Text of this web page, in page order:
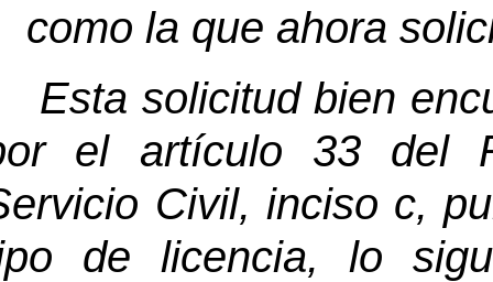
como la que ahora
Esta solicitud bien
el artículo 33 del
Civil, inciso c,
de licencia, lo